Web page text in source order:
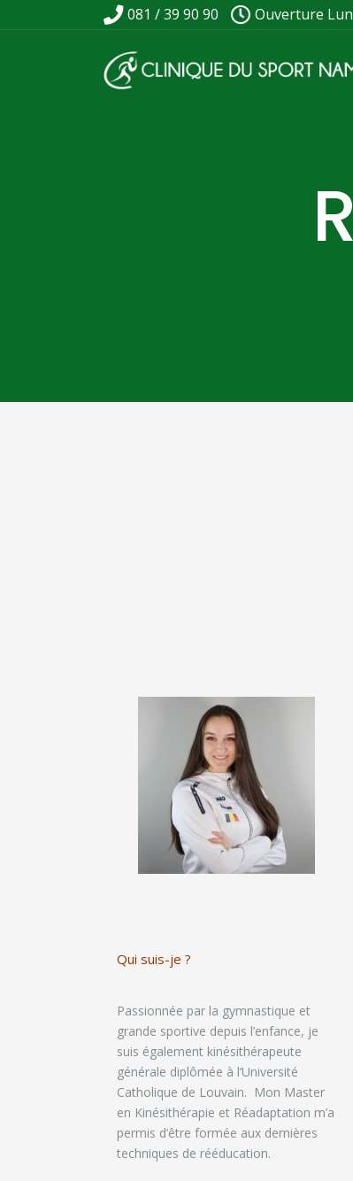
081 / 39 90 90 Ouverture
Qui suis-je ?
Passionnée par la gymnastique et
grande sportive depuis l’enfance, je
suis également kinésithérapeute
générale diplômée à l’Université
Catholique de Louvain. Mon Master
en Kinésithérapie et Réadaptation m’a
permis d’être formée aux dernières
techniques de rééducation.